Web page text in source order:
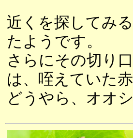
近くを探してみ
たようです。
さらにその切り
は、咥えていた
どうやら、オオ